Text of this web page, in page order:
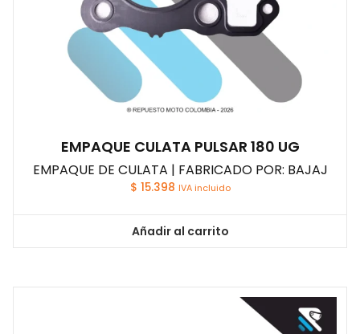
EMPAQUE CULATA PULSAR 180 UG
EMPAQUE DE CULATA | FABRICADO POR: BAJAJ
$ 15.398 IVA incluido
Añadir al carrito